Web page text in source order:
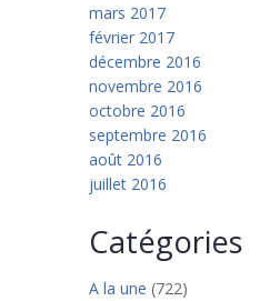
mars 2017
février 2017
décembre 2016
novembre 2016
octobre 2016
septembre 2016
août 2016
juillet 2016
Catégories
A la une (722)